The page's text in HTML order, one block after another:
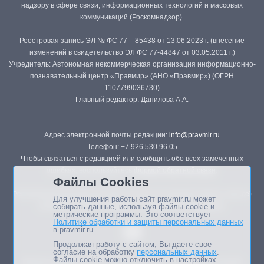
надзору в сфере связи, информационных технологий и массовых
коммуникаций (Роскомнадзор).
Реестровая запись ЭЛ № ФС 77 – 85438 от 13.06.2023 г. (внесение
изменений в свидетельство ЭЛ ФС 77-44847 от 03.05.2011 г.)
Учредитель: Автономная некоммерческая организация информационно-
познавательный центр «Правмир» (АНО «Правмир») (ОГРН
1107799036730)
Главный редактор: Данилова А.А.
Адрес электронной почты редакции: info@pravmir.ru
Телефон: +7 926 530 96 05
Чтобы связаться с редакцией или сообщить обо всех замеченных
Републикация материалов сайта в печатных изданиях (книгах, прессе)
возможна только с письменного разрешения редакции.
Мнение авторов статей портала может не совпадать с позицией
Файлы Cookies
Для улучшения работы сайт pravmir.ru может
собирать данные, используя файлы cookie и
метрические программы. Это соответствует
Политике обработки и защиты персональных данных
в pravmir.ru
Продолжая работу с сайтом, Вы даете свое
согласие на обработку персональных данных.
Файлы cookie можно отключить в настройках